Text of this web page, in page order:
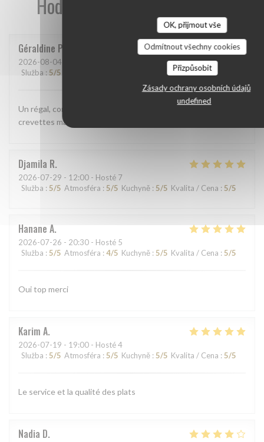
OK, přijmout vše
Odmítnout všechny cookies
Přizpůsobit
Zásady ochrany osobních údajů
undefined
Hodnocení našich zákazníků
Géraldine P
2026-08-04
Služba : 5/5 /5 Kvalita / Cena
Un régal, comme d'habitude. Cette fois ci j'ai pris la salade
crevettes mangue, délicieuse!
Djamila R
2026-07-29 - 12:00 - Hosté 7
Služba : 5/5 Atmosféra : 5/5 Kuchyně : 5/5 Kvalita / Cena : 5/5
Hanane A
2026-07-26 - 20:30 - Hosté 5
Služba : 5/5 Atmosféra : 4/5 Kuchyně : 5/5 Kvalita / Cena : 5/5
Oui top merci
Karim A
2026-07-19 - 19:00 - Hosté 4
Služba : 5/5 Atmosféra : 5/5 Kuchyně : 5/5 Kvalita / Cena : 5/5
Le service et la qualité des plats
Nadia D